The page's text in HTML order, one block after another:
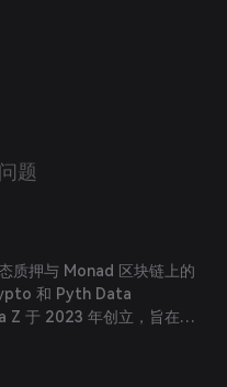
题
质押与 Monad 区块链上的
和 Pyth Data
Z 于 2023 年创立，旨在提